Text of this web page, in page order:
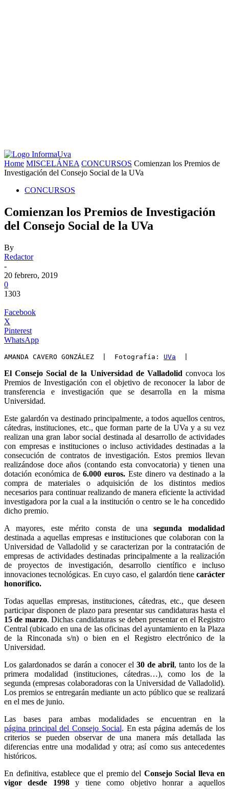
Home MISCELÁNEA CONCURSOS Comienzan los Premios de
Investigación del Consejo Social de la UVa
CONCURSOS
Comienzan los Premios de Investigación
del Consejo Social de la UVa
By
Redactor
-
20 febrero, 2019
0
1303
Facebook
X
Pinterest
WhatsApp
AMANDA CAVERO GONZÁLEZ  |  Fotografía: UVa
El Consejo Social de la Universidad de Valladolid convoca los
Premios de Investigación con el objetivo de reconocer la labor de
transferencia e investigación que se desarrolla en la misma
Universidad.
Este galardón va destinado principalmente, a todos aquellos centros,
cátedras, instituciones, etc., que forman parte de la UVa y a su vez
realizan una gran labor social destinada al desarrollo de actividades
con empresas e instituciones o incluso actividades destinadas a la
consecución de contratos de investigación. Estos premios llevan
realizándose doce años (contando esta convocatoria) y tienen una
dotación económica de6.000 euros.Este dinero va destinadoa la
compra de materiales o adquisición de los distintos medios
necesarios para continuar realizando de manera eficiente la actividad
investigadora por la cual a la institución o centro se le ha concedido
dicho premio.
A mayores, este mérito consta de unasegunda modalidad
destinada a aquellas empresas e instituciones que colaboran con la
Universidad de Valladolid y se caracterizan por la contratación de
empresas de actividades destinadas principalmente a la realización
de proyectos de investigación, desarrollo científico e incluso
innovaciones tecnológicas. En cuyo caso, el galardón tiene carácter
honorífico.
Todas aquellas empresas, instituciones, cátedras, etc., que deseen
participar disponen de plazo para presentar sus candidaturas hasta el
15 de marzo. Dichas candidaturas se deben presentar en el Registro
Central (ubicado en una de las oficinas del ayuntamiento en la Plaza
de la Rinconada s/n) o bien en el Registro electrónico de la
Universidad.
Los galardonados se darán a conocer el 30 de abril, tanto los de la
primera modalidad (instituciones, cátedras…), como los de la
segunda (empresas colaboradoras con la Universidad de Valladolid).
Los premios se entregarán mediante un acto público que se realizará
en el mes de junio.
Las bases para ambas modalidades se encuentran en la
página principal del Consejo Social. En esta página además de los
criterios se pueden observar de una manera más detallada las
diferencias entre una modalidad y otra; así como sus antecedentes
históricos.
En definitiva, establece que el premio del Consejo Social lleva en
vigor desde 1998y tiene como objetivo honrar a aquellos